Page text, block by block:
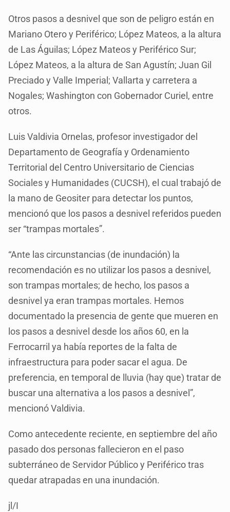
Otros pasos a desnivel que son de peligro están en
Mariano Otero y Periférico; López Mateos, a la altura
de Las Águilas; López Mateos y Periférico Sur;
López Mateos, a la altura de San Agustín; Juan Gil
Preciado y Valle Imperial; Vallarta y carretera a
Nogales; Washington con Gobernador Curiel, entre
otros.
Luis Valdivia Ornelas, profesor investigador del
Departamento de Geografía y Ordenamiento
Territorial del Centro Universitario de Ciencias
Sociales y Humanidades (CUCSH), el cual trabajó de
la mano de Geositer para detectar los puntos,
mencionó que los pasos a desnivel referidos pueden
ser “trampas mortales”.
“Ante las circunstancias (de inundación) la
recomendación es no utilizar los pasos a desnivel,
son trampas mortales; de hecho, los pasos a
desnivel ya eran trampas mortales. Hemos
documentado la presencia de gente que mueren en
los pasos a desnivel desde los años 60, en la
Ferrocarril ya había reportes de la falta de
infraestructura para poder sacar el agua. De
preferencia, en temporal de lluvia (hay que) tratar de
buscar una alternativa a los pasos a desnivel”,
mencionó Valdivia.
Como antecedente reciente, en septiembre del año
pasado dos personas fallecieron en el paso
subterráneo de Servidor Público y Periférico tras
quedar atrapadas en una inundación.
jl/I